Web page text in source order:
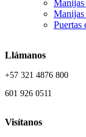
Manijas
Manijas
Puertas
Llámanos
+57 321 4876 800
601 926 0511
Visítanos